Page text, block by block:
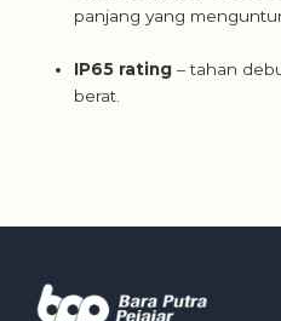
panjang yang
IP65 rating – tahan
berat.